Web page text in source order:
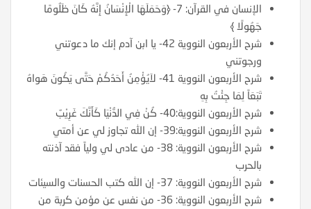
الإنسان في القرآن: 7- ﴿وَحَمَلَهَا الْإِنْسَانُ إِنَّهُ كَانَ ظَلُومًا
جَهُولًا ﴾
شرح الأربعون النووية 42- يا ابن آدم إنك ما دعوتني
ورجوتني
شرح الأربعون النووية 41- لاَيُؤْمِنُ أَحَدُكُمْ حَتَّى يَكُونَ هَواهُ
تَبَعَاً لِمَا جِئْتُ بِهِ
شرح الأربعون النووية:40- كُنْ فِي الدُّنْيَا كَأَنَّكَ غَرِيْبٌ
شرح الأربعون النووية:39- إن الله تجاوز لي عن أمتي
شرح الأربعون النووية: 38- من عادى لي ولياً فقد آذنته
بالحرب
شرح الأربعون النووية: 37- إن الله كتب الحسنات والسيئات
شرح الأربعون النووية: 36- من نفس عن مؤمن كربة من